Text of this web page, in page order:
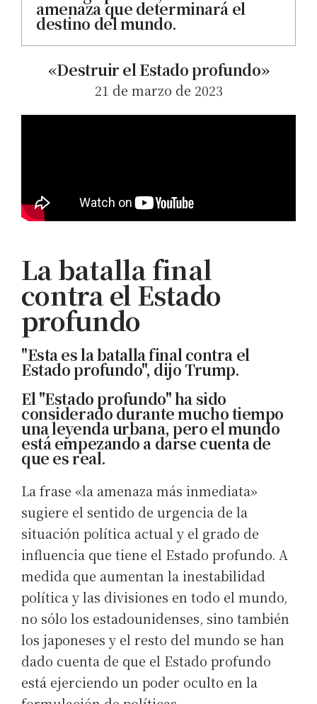
amenaza que determinará el
destino del mundo.
«Destruir el Estado profundo»
21 de marzo de 2023
La batalla final
contra el Estado
profundo
"Esta es la batalla final contra el
Estado profundo", dijo Trump.
El "Estado profundo" ha sido
considerado durante mucho tiempo
una leyenda urbana, pero el mundo
está empezando a darse cuenta de
que es real.
La frase «la amenaza más inmediata»
sugiere el sentido de urgencia de la
situación política actual y el grado de
influencia que tiene el Estado profundo. A
medida que aumentan la inestabilidad
política y las divisiones en todo el mundo,
no sólo los estadounidenses, sino también
los japoneses y el resto del mundo se han
dado cuenta de que el Estado profundo
está ejerciendo un poder oculto en la